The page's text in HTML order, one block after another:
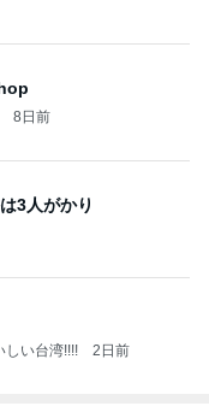
8日前
3人がかり
しい台湾!!!! 2日前